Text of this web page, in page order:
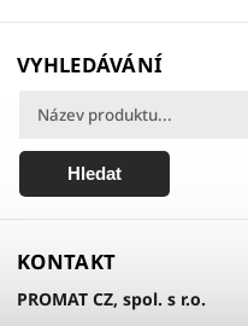
VYHLEDÁVÁNÍ
Hledat
KONTAKT
PROMAT CZ, spol. s r.o.